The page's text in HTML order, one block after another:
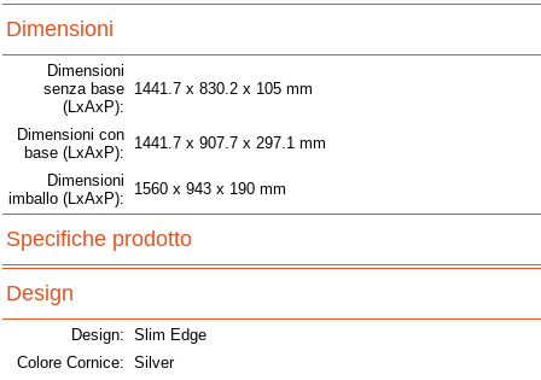
Dimensioni
Dimensioni
senza base
(LxAxP):
1441.7 x 830.2 x 105 mm
Dimensioni con
base (LxAxP):
1441.7 x 907.7 x 297.1 mm
Dimensioni
imballo (LxAxP):
1560 x 943 x 190 mm
Specifiche prodotto
Design
Design: Slim Edge
Colore Cornice: Silver